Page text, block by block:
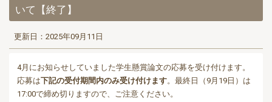
いて【終了】
更新日：2025年09月11日
4月にお知らせしていました学生懸賞論文の応募を受け付けます。
応募は下記の受付期間内のみ受け付けます。最終日（9月19日）は
17:00で締め切りますので、ご注意ください。